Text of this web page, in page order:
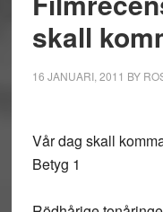
skall
16 JANUARI, 2011 BY
Vår dag skall
Betyg 1